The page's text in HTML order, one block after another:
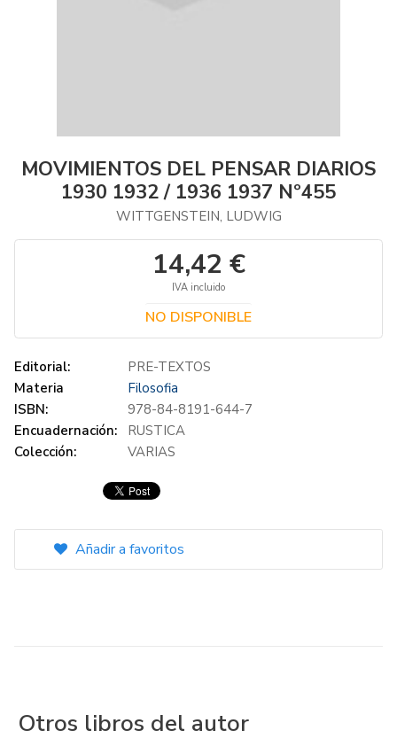
MOVIMIENTOS DEL PENSAR DIARIOS
1930 1932 / 1936 1937 Nº455
WITTGENSTEIN, LUDWIG
14,42 €
IVA incluido
NO DISPONIBLE
Editorial:
PRE-TEXTOS
Materia
Filosofia
ISBN:
978-84-8191-644-7
Encuadernación:
RUSTICA
Colección:
VARIAS
Añadir a favoritos
Otros libros del autor